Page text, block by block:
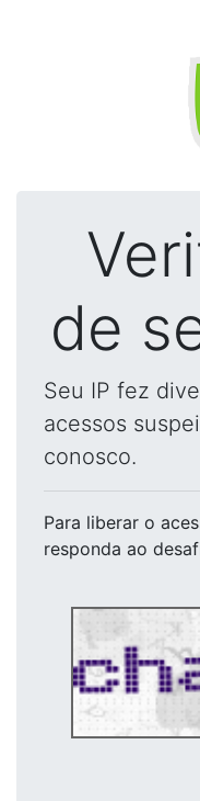
de
Seu IP fez
acessos
conosco.
Para liberar o
responda ao